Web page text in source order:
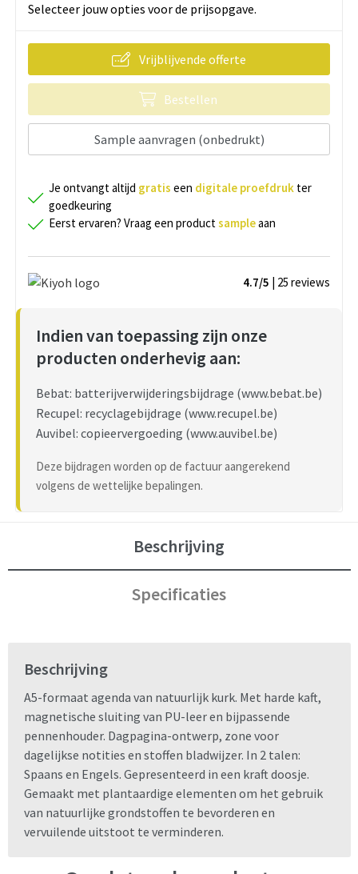
Selecteer jouw opties voor de prijsopgave.
Vrijblijvende offerte
Bestellen
Sample aanvragen (onbedrukt)
Je ontvangt altijd gratis een digitale proefdruk ter
goedkeuring
Eerst ervaren? Vraag een productsampleaan
4.7/5 | 25 reviews
Indien van toepassing zijn onze
producten onderhevig aan:
Bebat: batterijverwijderingsbijdrage (www.bebat.be)
Recupel: recyclagebijdrage (www.recupel.be)
Auvibel: copieervergoeding (www.auvibel.be)
Deze bijdragen worden op de factuur aangerekend
volgens de wettelijke bepalingen.
Beschrijving
Specificaties
Beschrijving
A5-formaat agenda van natuurlijk kurk. Met harde kaft,
magnetische sluiting van PU-leer en bijpassende
pennenhouder. Dagpagina-ontwerp, zone voor
dagelijkse notities en stoffen bladwijzer. In 2 talen:
Spaans en Engels. Gepresenteerd in een kraft doosje.
Gemaakt met plantaardige elementen om het gebruik
van natuurlijke grondstoffen te bevorderen en
vervuilende uitstoot te verminderen.